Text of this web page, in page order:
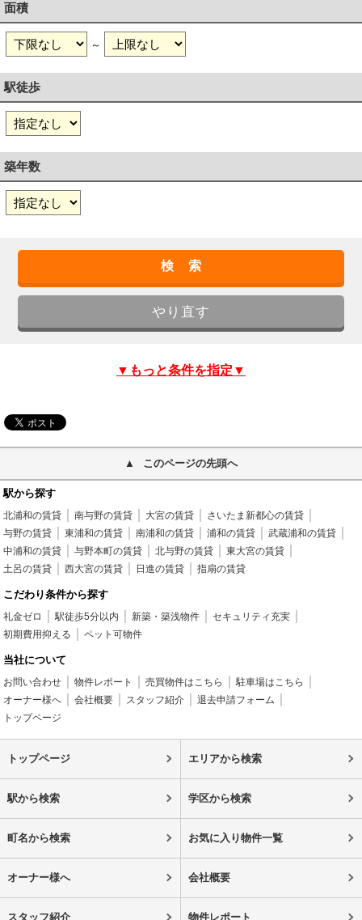
面積
～
駅徒歩
築年数
▼もっと条件を指定▼
このページの先頭へ
駅から探す
北浦和の賃貸 南与野の賃貸 大宮の賃貸
さいたま新都心の賃貸
与野の賃貸
東浦和の賃貸 南浦和の賃貸 浦和の賃貸
武蔵浦和の賃貸
中浦和の賃貸
与野本町の賃貸 北与野の賃貸
東大宮の賃貸
土呂の賃貸
西大宮の賃貸 日進の賃貸 指扇の賃貸
こだわり条件から探す
礼金ゼロ 駅徒歩5分以内 新築・築浅物件
セキュリティ充実
初期費用抑える
ペット可物件
当社について
お問い合わせ 物件レポート 売買物件はこちら
駐車場はこちら
オーナー様へ
会社概要 スタッフ紹介
退去申請フォーム
トップページ
トップページ エリアから検索
駅から検索 学区から検索
町名から検索 お気に入り物件一覧
オーナー様へ 会社概要
スタッフ紹介 物件レポート